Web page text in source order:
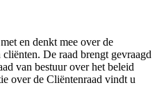
en denkt mee over de
De raad brengt gevraagd
van bestuur over het beleid
over de Cliëntenraad vindt u